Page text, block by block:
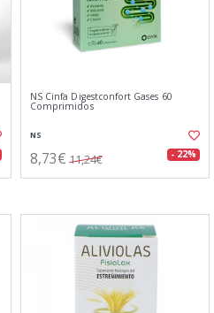
NS Cinfa Digestconfort Gases 60
Comprimidos
NS
8,73€ 11,24€ - 22%